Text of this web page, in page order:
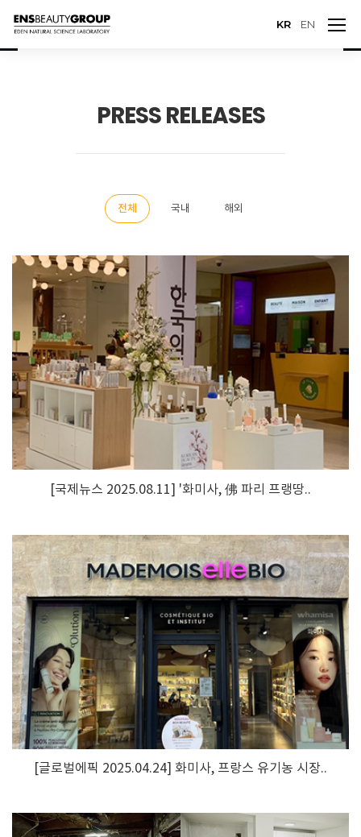
KR EN
PRESS RELEASES
전체 국내 해외
[국제뉴스 2025.08.11] '화미사, 佛 파리 프랭땅..
[글로벌에픽 2025.04.24] 화미사, 프랑스 유기농 시장..